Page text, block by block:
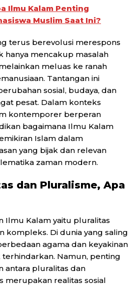
Ilmu Kalam Penting
Muslim Saat Ini?
terus berevolusi merespons
hanya mencakup masalah
meluas ke ranah
Tantangan ini
sosial, budaya, dan
pesat. Dalam konteks
kontemporer berperan
bagaimana Ilmu Kalam
Islam dalam
yang bijak dan relevan
zaman modern.
dan Pluralisme, Apa
Ilmu Kalam yaitu pluralitas
kompleks. Di dunia yang saling
agama dan keyakinan
Namun, penting
antara pluralitas dan
merupakan realitas sosial